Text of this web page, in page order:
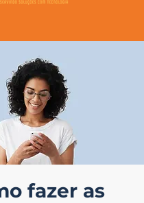
fazer as